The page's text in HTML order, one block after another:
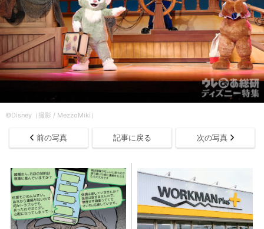
©Disney（撮影 / MezzoMiki）
前の写真 記事に戻る 次の写真